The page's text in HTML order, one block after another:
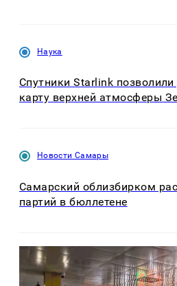
Наука
Спутники Starlink
карту верхней атмосферы
Новости Самары
Самарский облизбирком
партий в бюллетене